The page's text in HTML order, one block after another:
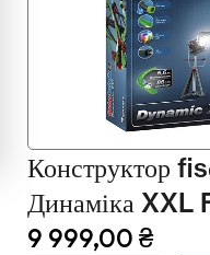
Конструктор
Динаміка XXL
9 999,00 ₴